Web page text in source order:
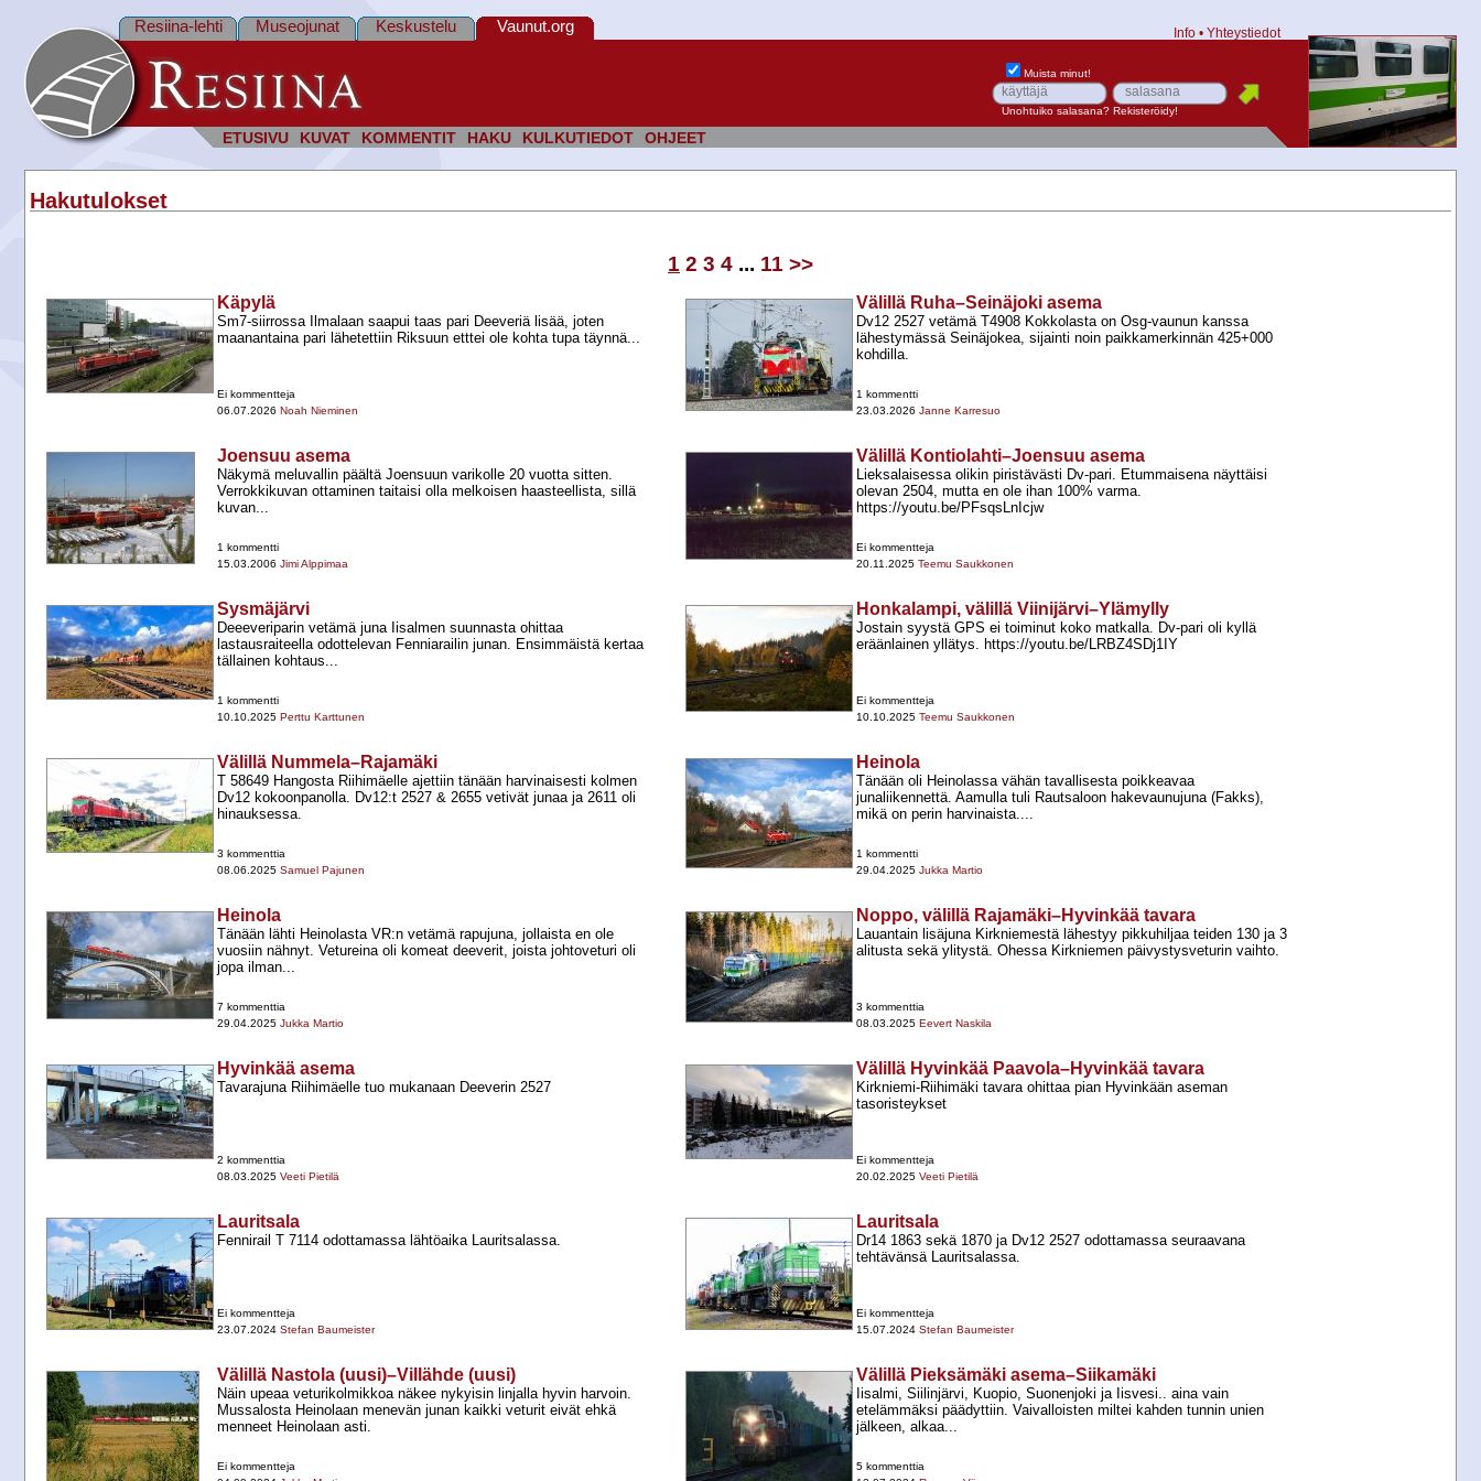
ETUSIVU KUVAT KOMMENTIT HAKU KULKUTIEDOT OHJEET
Resiina-lehti Museojunat Keskustelu Vaunut.org Info • Yhteystiedot
Muista minut!
Unohtuiko salasana? Rekisteröidy!
Hakutulokset
1 2 3 4 ... 11 >>
Käpylä
Sm7-​siirrossa Ilmalaan saapui taas pari Deeveriä lisää, joten
maanantaina pari lähetettiin Riksuun etttei ole kohta tupa täynnä...
Ei kommentteja
06.07.2026 Noah Nieminen
Välillä Ruha–Seinäjoki asema
Dv12 2527 vetämä T4908 Kokkolasta on Osg-​vaunun kanssa
lähestymässä Seinäjokea, sijainti noin paikkamerkinnän 425+​000
kohdilla.
1 kommentti
23.03.2026 Janne Karresuo
Joensuu asema
Näkymä meluvallin päältä Joensuun varikolle 20 vuotta sitten.
Verrokkikuvan ottaminen taitaisi olla melkoisen haasteellista, sillä
kuvan...
1 kommentti
15.03.2006 Jimi Alppimaa
Välillä Kontiolahti–Joensuu asema
Lieksalaisessa olikin piristävästi Dv-​pari. Etummaisena näyttäisi
olevan 2504, mutta en ole ihan 100% varma.
https://youtu.be/PFsqsLnIcjw
Ei kommentteja
20.11.2025 Teemu Saukkonen
Sysmäjärvi
Deeeveriparin vetämä juna Iisalmen suunnasta ohittaa
lastausraiteella odottelevan Fenniarailin junan. Ensimmäistä kertaa
tällainen kohtaus...
1 kommentti
10.10.2025 Perttu Karttunen
Honkalampi, välillä Viinijärvi–Ylämylly
Jostain syystä GPS ei toiminut koko matkalla. Dv-​pari oli kyllä
eräänlainen yllätys. https://youtu.be/LRBZ4SDj1IY
Ei kommentteja
10.10.2025 Teemu Saukkonen
Välillä Nummela–Rajamäki
T 58649 Hangosta Riihimäelle ajettiin tänään harvinaisesti kolmen
Dv12 kokoonpanolla. Dv12:t 2527 & 2655 vetivät junaa ja 2611 oli
hinauksessa.
3 kommenttia
08.06.2025 Samuel Pajunen
Heinola
Tänään oli Heinolassa vähän tavallisesta poikkeavaa
junaliikennettä. Aamulla tuli Rautsaloon hakevaunujuna (Fakks),
mikä on perin harvinaista....
1 kommentti
29.04.2025 Jukka Martio
Heinola
Tänään lähti Heinolasta VR:n vetämä rapujuna, jollaista en ole
vuosiin nähnyt. Vetureina oli komeat deeverit, joista johtoveturi oli
jopa ilman...
7 kommenttia
29.04.2025 Jukka Martio
Noppo, välillä Rajamäki–Hyvinkää tavara
Lauantain lisäjuna Kirkniemestä lähestyy pikkuhiljaa teiden 130 ja 3
alitusta sekä ylitystä. Ohessa Kirkniemen päivystysveturin vaihto.
3 kommenttia
08.03.2025 Eevert Naskila
Hyvinkää asema
Tavarajuna Riihimäelle tuo mukanaan Deeverin 2527
2 kommenttia
08.03.2025 Veeti Pietilä
Välillä Hyvinkää Paavola–Hyvinkää tavara
Kirkniemi-​Riihimäki tavara ohittaa pian Hyvinkään aseman
tasoristeykset
Ei kommentteja
20.02.2025 Veeti Pietilä
Lauritsala
Fennirail T 7114 odottamassa lähtöaika Lauritsalassa.
Ei kommentteja
23.07.2024 Stefan Baumeister
Lauritsala
Dr14 1863 sekä 1870 ja Dv12 2527 odottamassa seuraavana
tehtävänsä Lauritsalassa.
Ei kommentteja
15.07.2024 Stefan Baumeister
Välillä Nastola (uusi)–Villähde (uusi)
Näin upeaa veturikolmikkoa näkee nykyisin linjalla hyvin harvoin.
Mussalosta Heinolaan menevän junan kaikki veturit eivät ehkä
menneet Heinolaan asti.
Ei kommentteja
Välillä Pieksämäki asema–Siikamäki
Iisalmi, Siilinjärvi, Kuopio, Suonenjoki ja Iisvesi.. aina vain
etelämmäksi päädyttiin. Vaivalloisten miltei kahden tunnin unien
jälkeen, alkaa...
5 kommenttia